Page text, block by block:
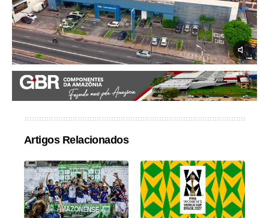
Artigos Relacionados